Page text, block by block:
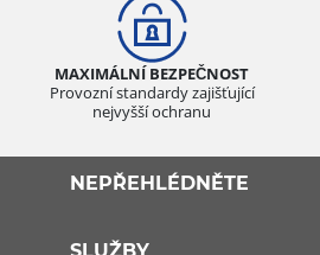
MAXIMÁLNÍ BEZPEČNOST
Provozní standardy zajišťující
nejvyšší ochranu
NEPŘEHLÉDNĚTE